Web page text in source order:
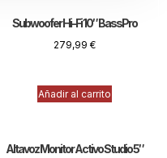
Subwoofer Hi-Fi 10″ BassPro
279,99 €
Añadir al carrito
Altavoz Monitor Activo Studio 5″